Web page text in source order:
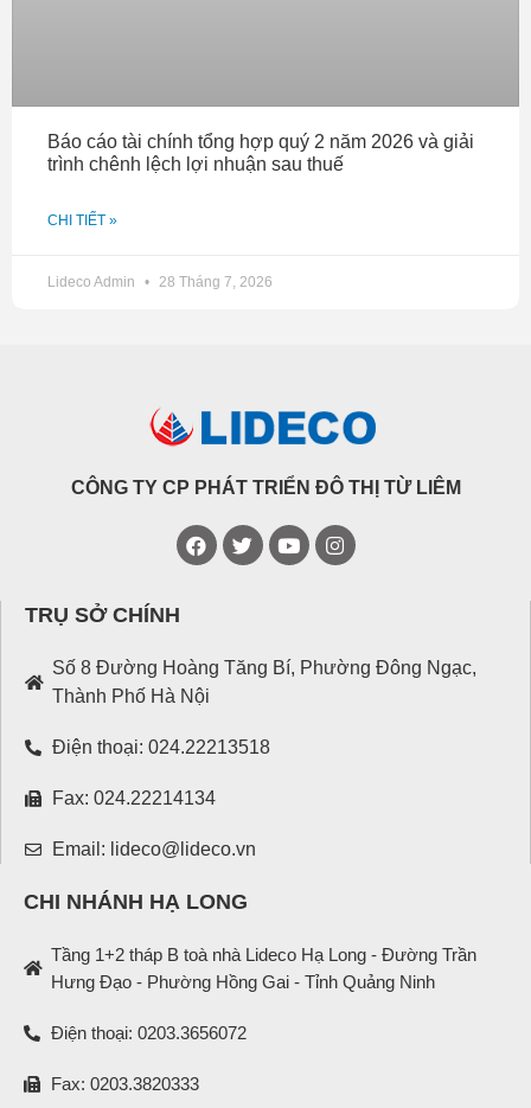
Báo cáo tài chính tổng hợp quý 2 năm 2026 và giải
trình chênh lệch lợi nhuận sau thuế
CHI TIẾT »
Lideco Admin 28 Tháng 7, 2026
CÔNG TY CP PHÁT TRIỂN ĐÔ THỊ TỪ LIÊM
TRỤ SỞ CHÍNH
Số 8 Đường Hoàng Tăng Bí, Phường Đông Ngạc,
Thành Phố Hà Nội
Điện thoại: 024.22213518
Fax: 024.22214134
Email: lideco@lideco.vn
CHI NHÁNH HẠ LONG
Tầng 1+2 tháp B toà nhà Lideco Hạ Long - Đường Trần
Hưng Đạo - Phường Hồng Gai - Tỉnh Quảng Ninh
Điện thoại: 0203.3656072
Fax: 0203.3820333